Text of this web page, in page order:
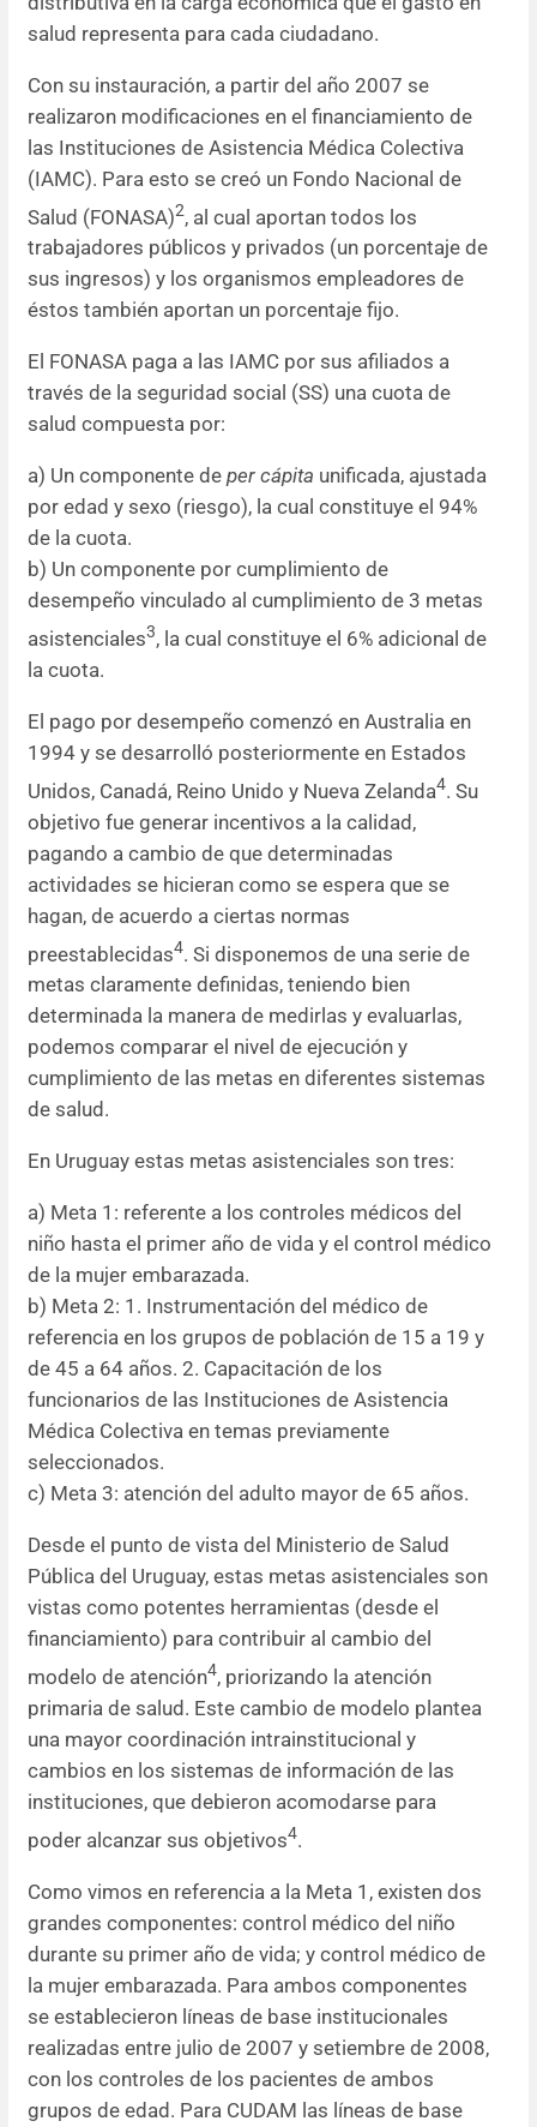
salud representa para cada ciudadano.
Con su instauración, a partir del año 2007 se
realizaron modificaciones en el financiamiento de
las Instituciones de Asistencia Médica Colectiva
(IAMC). Para esto se creó un Fondo Nacional de
Salud (FONASA)2, al cual aportan todos los
trabajadores públicos y privados (un porcentaje de
sus ingresos) y los organismos empleadores de
éstos también aportan un porcentaje fijo.
El FONASA paga a las IAMC por sus afiliados a
través de la seguridad social (SS) una cuota de
salud compuesta por:
a) Un componente de per cápita unificada, ajustada
por edad y sexo (riesgo), la cual constituye el 94%
de la cuota.
b) Un componente por cumplimiento de
desempeño vinculado al cumplimiento de 3 metas
asistenciales3, la cual constituye el 6% adicional de
la cuota.
El pago por desempeño comenzó en Australia en
1994 y se desarrolló posteriormente en Estados
Unidos, Canadá, Reino Unido y Nueva Zelanda4. Su
objetivo fue generar incentivos a la calidad,
pagando a cambio de que determinadas
actividades se hicieran como se espera que se
hagan, de acuerdo a ciertas normas
preestablecidas4. Si disponemos de una serie de
metas claramente definidas, teniendo bien
determinada la manera de medirlas y evaluarlas,
podemos comparar el nivel de ejecución y
cumplimiento de las metas en diferentes sistemas
de salud.
En Uruguay estas metas asistenciales son tres:
a) Meta 1: referente a los controles médicos del
niño hasta el primer año de vida y el control médico
de la mujer embarazada.
b) Meta 2: 1. Instrumentación del médico de
referencia en los grupos de población de 15 a 19 y
de 45 a 64 años. 2. Capacitación de los
funcionarios de las Instituciones de Asistencia
Médica Colectiva en temas previamente
seleccionados.
c) Meta 3: atención del adulto mayor de 65 años.
Desde el punto de vista del Ministerio de Salud
Pública del Uruguay, estas metas asistenciales son
vistas como potentes herramientas (desde el
financiamiento) para contribuir al cambio del
modelo de atención4, priorizando la atención
primaria de salud. Este cambio de modelo plantea
una mayor coordinación intrainstitucional y
cambios en los sistemas de información de las
instituciones, que debieron acomodarse para
poder alcanzar sus objetivos4.
Como vimos en referencia a la Meta 1, existen dos
grandes componentes: control médico del niño
durante su primer año de vida; y control médico de
la mujer embarazada. Para ambos componentes
se establecieron líneas de base institucionales
realizadas entre julio de 2007 y setiembre de 2008,
con los controles de los pacientes de ambos
grupos de edad. Para CUDAM las líneas de base